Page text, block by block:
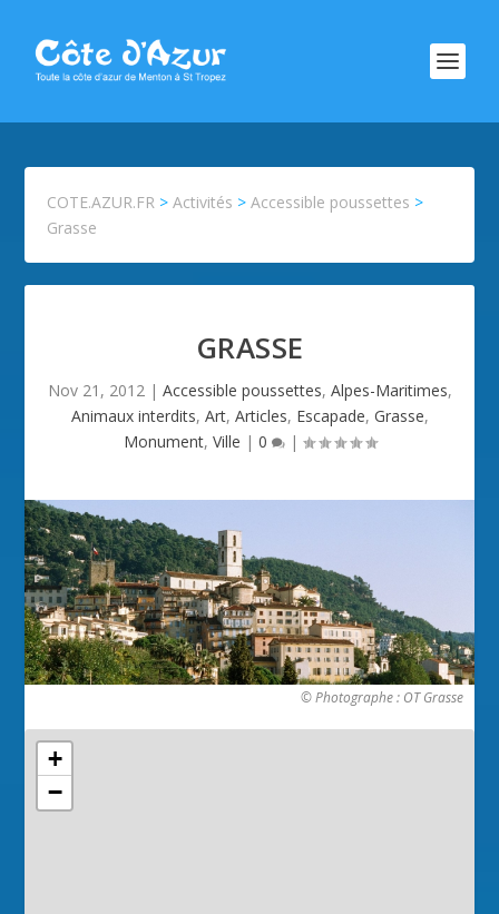
COTE.AZUR.FR >Activités >Accessible poussettes >
Grasse
GRASSE
Nov 21, 2012| Accessible poussettes, Alpes-Maritimes,
Animaux interdits, Art, Articles, Escapade, Grasse,
Monument, Ville | 0 |
© Photographe : OT Grasse
+
−